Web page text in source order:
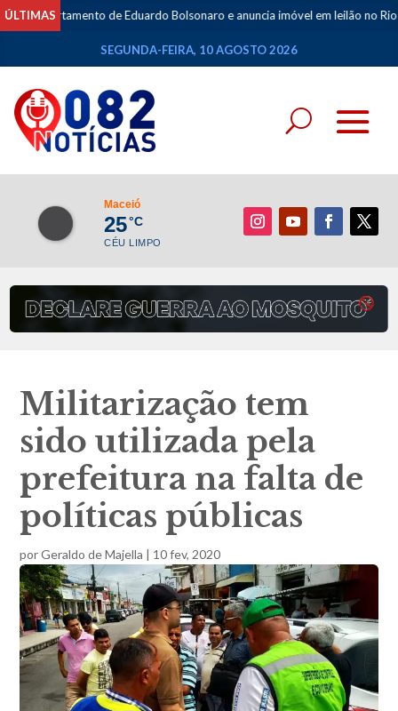
ÚLTIMAS de Eduardo Bolsonaro e anuncia imóvel em leilão no Rio •
SEGUNDA-FEIRA, 10 AGOSTO 2026
Maceió
25°C
CÉU LIMPO
Militarização tem
sido utilizada pela
prefeitura na falta de
políticas públicas
porGeraldo de Majella | 10 fev, 2020